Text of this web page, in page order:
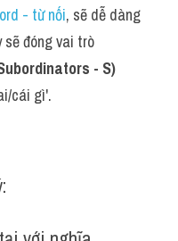
- từ nối, sẽ dễ dàng
sẽ đóng vai trò
- S)
cái gì'.